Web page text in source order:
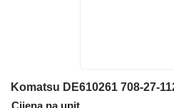
Cijena na upit